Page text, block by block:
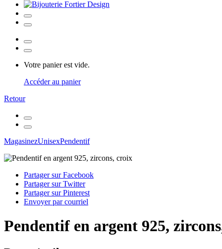
Votre panier est vide.
Accéder au panier
Retour
MagasinezUnisexPendentif
Partager sur Facebook
Partager sur Twitter
Partager sur Pinterest
Envoyer par courriel
Pendentif en argent 925,